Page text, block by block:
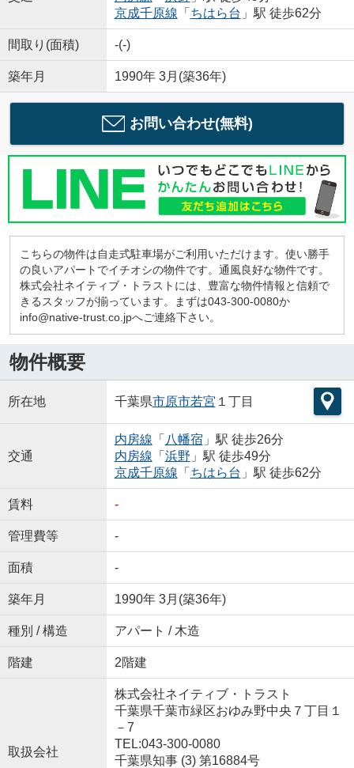
京成千原線 「 ちはら台 」駅 徒歩62分
間取り(面積) -(-)
築年月 1990年 3月(築36年)
お問い合わせ(無料)
こちらの物件は自走式駐車場がご利用いただけます。使い勝手
の良いアパートでイチオシの物件です。通風良好な物件です。
株式会社ネイティブ・トラストには、豊富な物件情報と信頼で
きるスタッフが揃っています。まずは043-300-0080か
info@native-trust.co.jpへご連絡下さい。
物件概要
所在地 千葉県市原市若宮 １丁目
交通
内房線 「 八幡宿 」駅 徒歩26分
内房線 「 浜野 」駅 徒歩49分
京成千原線 「 ちはら台 」駅 徒歩62分
賃料 -
管理費等 -
面積 -
築年月 1990年 3月(築36年)
種別 / 構造 アパート / 木造
階建 2階建
取扱会社
株式会社ネイティブ・トラスト
千葉県千葉市緑区おゆみ野中央７丁目１
－7
TEL:043-300-0080
千葉県知事 (3) 第16884号